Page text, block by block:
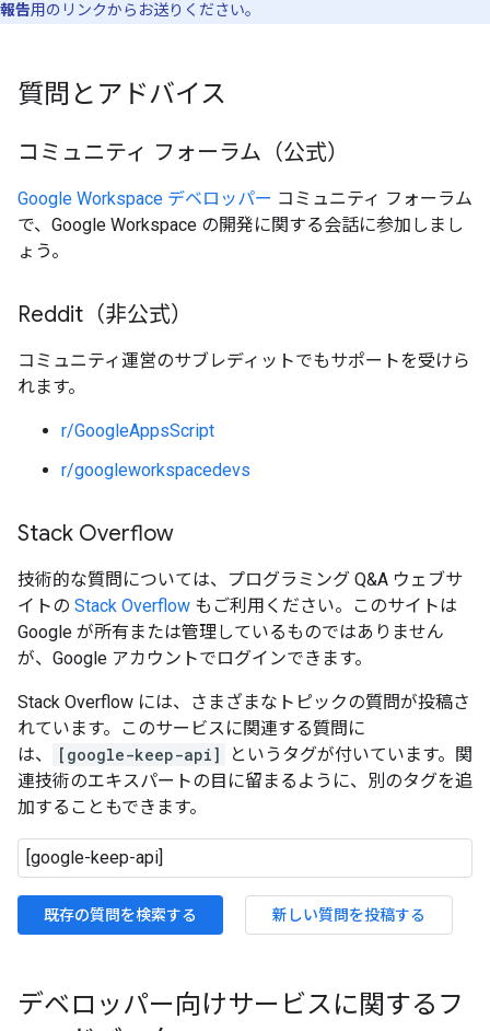
報告用のリンクからお送りください。
質問とアドバイス
コミュニティ フォーラム（公式）
Google Workspace デベロッパー コミュニティ フォーラム
で、Google Workspace の開発に関する会話に参加しまし
ょう。
Reddit（非公式）
コミュニティ運営のサブレディットでもサポートを受けら
れます。
r/GoogleAppsScript
r/googleworkspacedevs
Stack Overflow
技術的な質問については、プログラミング Q&A ウェブサ
イトの Stack Overflow もご利用ください。このサイトは
Google が所有または管理しているものではありません
が、Google アカウントでログインできます。
Stack Overflow には、さまざまなトピックの質問が投稿さ
れています。このサービスに関連する質問に
は、
[google-keep-api]
というタグが付いています。関
連技術のエキスパートの目に留まるように、別のタグを追
加することもできます。
既存の質問を検索する 新しい質問を投稿する
デベロッパー向けサービスに関するフ